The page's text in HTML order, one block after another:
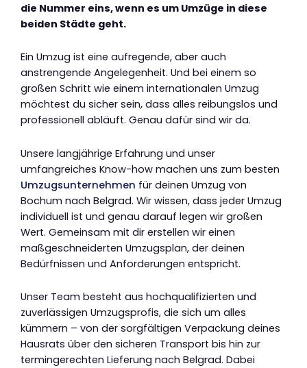
die Nummer eins, wenn es um Umzüge in diese
beiden Städte geht.
Ein Umzug ist eine aufregende, aber auch
anstrengende Angelegenheit. Und bei einem so
großen Schritt wie einem internationalen Umzug
möchtest du sicher sein, dass alles reibungslos und
professionell abläuft. Genau dafür sind wir da.
Unsere langjährige Erfahrung und unser
umfangreiches Know-how machen uns zum besten
Umzugsunternehmen für deinen Umzug von
Bochum nach Belgrad. Wir wissen, dass jeder Umzug
individuell ist und genau darauf legen wir großen
Wert. Gemeinsam mit dir erstellen wir einen
maßgeschneiderten Umzugsplan, der deinen
Bedürfnissen und Anforderungen entspricht.
Unser Team besteht aus hochqualifizierten und
zuverlässigen Umzugsprofis, die sich um alles
kümmern – von der sorgfältigen Verpackung deines
Hausrats über den sicheren Transport bis hin zur
termingerechten Lieferung nach Belgrad. Dabei